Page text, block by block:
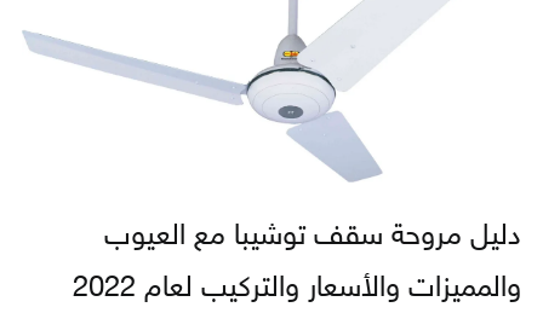
دليل مروحة سقف توشيبا مع العيوب
والمميزات والأسعار والتركيب لعام 2022